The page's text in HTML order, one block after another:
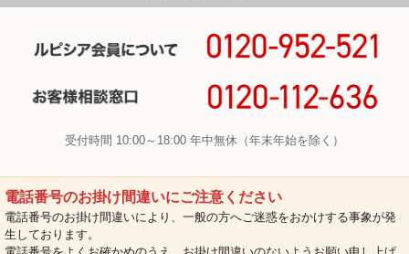
受付時間 10:00～18:00 年中無休（年末年始を除く）
電話番号のお掛け間違いにご注意ください
電話番号のお掛け間違いにより、一般の方へご迷惑をおかけする事象が発
生しております。